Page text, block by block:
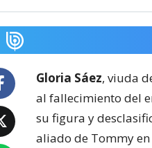
Gloria Sáez, viuda
al fallecimiento del
su figura y
aliado de Tommy en